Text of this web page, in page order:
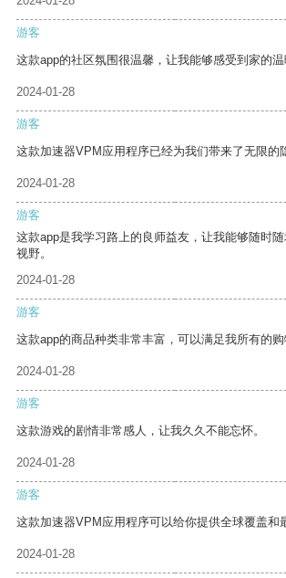
游客
这款app的社区氛围很温馨，让我能够感受到家的温
2024-01-28
游客
这款加速器VPM应用程序已经为我们带来了无限的
2024-01-28
游客
这款app是我学习路上的良师益友，让我能够随时
视野。
2024-01-28
游客
这款app的商品种类非常丰富，可以满足我所有的购
2024-01-28
游客
这款游戏的剧情非常感人，让我久久不能忘怀。
2024-01-28
游客
这款加速器VPM应用程序可以给你提供全球覆盖和
2024-01-28